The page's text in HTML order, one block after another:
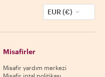
EUR (€)
Misafirler
Misafir yardım merkezi